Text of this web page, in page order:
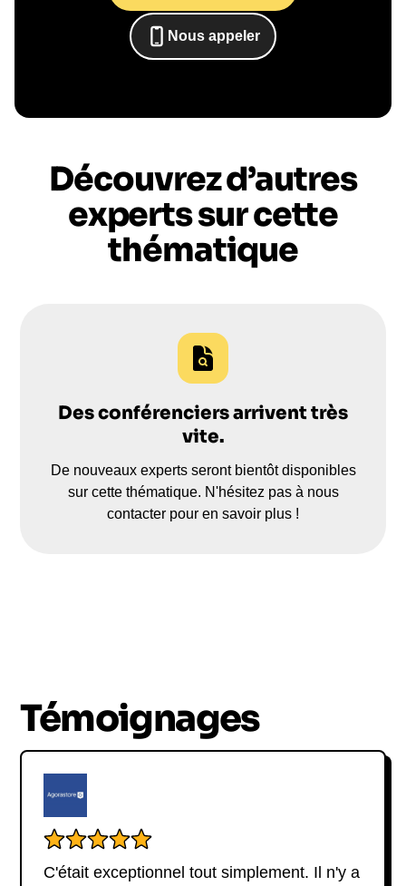
Le conférencier vient à
parole impactante, engageante et sur-mesure
Nous appeler
0652698481
Découvrez d’autres
experts sur cette
thématique
Des conférenciers arrivent très
vite.
De nouveaux experts seront bientôt disponibles
sur cette thématique. N'hésitez pas à nous
contacter pour en savoir plus !
Témoignages
C'était exceptionnel tout simplement. Il n'y a